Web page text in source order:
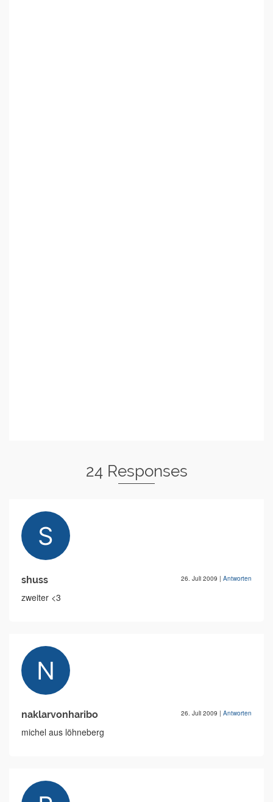
24 Responses
shuss 26. Juli 2009 | Antworten
zweiter <3
naklarvonharibo 26. Juli 2009 | Antworten
michel aus löhneberg